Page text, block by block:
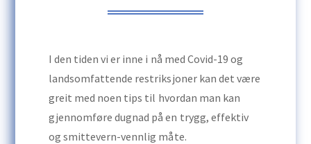
I den tiden vi er inne i nå med Covid-19 og
landsomfattende restriksjoner kan det være
greit med noen tips til hvordan man kan
gjennomføre dugnad på en trygg, effektiv
og smittevern-vennlig måte.